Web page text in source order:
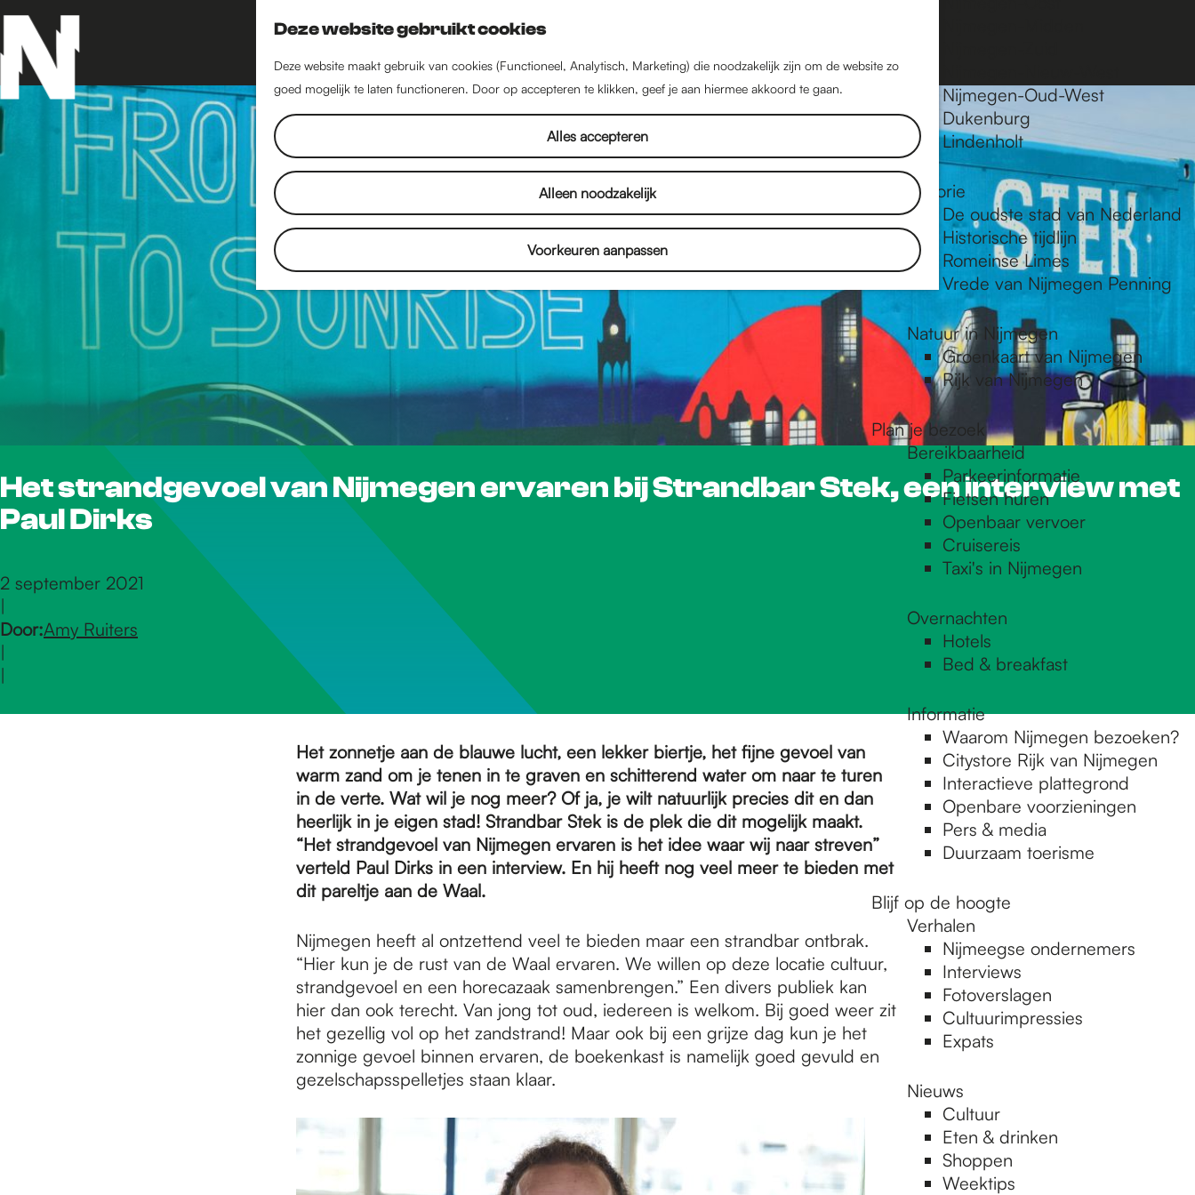
Deze website gebruikt cookies
Deze website maakt gebruik van cookies (Functioneel, Analytisch, Marketing) die noodzakelijk zijn om de website zo
goed mogelijk te laten functioneren. Door op accepteren te klikken, geef je aan hiermee akkoord te gaan.
Alles accepteren
Alleen noodzakelijk
Voorkeuren aanpassen
o
e
k
n
a
a
r
M
n
Nijmegen-Oud-West
Dukenburg
Lindenholt
Historie
De oudste stad van Nederland
Historische tijdlijn
Romeinse Limes
Vrede van Nijmegen Penning
Natuur in Nijmegen
Groenkaart van Nijmegen
Rijk van Nijmegen
Plan je bezoek
Bereikbaarheid
Parkeerinformatie
Fietsen huren
Openbaar vervoer
Cruisereis
Taxi's in Nijmegen
Overnachten
Hotels
Bed & breakfast
Informatie
Waarom Nijmegen bezoeken?
Citystore Rijk van Nijmegen
Interactieve plattegrond
Openbare voorzieningen
Pers & media
Duurzaam toerisme
Blijf op de hoogte
Verhalen
Nijmeegse ondernemers
Interviews
Fotoverslagen
Cultuurimpressies
Expats
Nieuws
Cultuur
Eten & drinken
Shoppen
Weektips
Het strandgevoel van Nijmegen ervaren bij Strandbar Stek, een interview met
Paul Dirks
2 september 2021
|
Door:Amy Ruiters
|
|
Het zonnetje aan de blauwe lucht, een lekker biertje, het fijne gevoel van
warm zand om je tenen in te graven en schitterend water om naar te turen
in de verte. Wat wil je nog meer? Of ja, je wilt natuurlijk precies dit en dan
heerlijk in je eigen stad! Strandbar Stek is de plek die dit mogelijk maakt.
“Het strandgevoel van Nijmegen ervaren is het idee waar wij naar streven”
verteld Paul Dirks in een interview. En hij heeft nog veel meer te bieden met
dit pareltje aan de Waal.
Nijmegen heeft al ontzettend veel te bieden maar een strandbar ontbrak.
“Hier kun je de rust van de Waal ervaren. We willen op deze locatie cultuur,
strandgevoel en een horecazaak samenbrengen.” Een divers publiek kan
hier dan ook terecht. Van jong tot oud, iedereen is welkom. Bij goed weer zit
het gezellig vol op het zandstrand! Maar ook bij een grijze dag kun je het
zonnige gevoel binnen ervaren, de boekenkast is namelijk goed gevuld en
gezelschapsspelletjes staan klaar.